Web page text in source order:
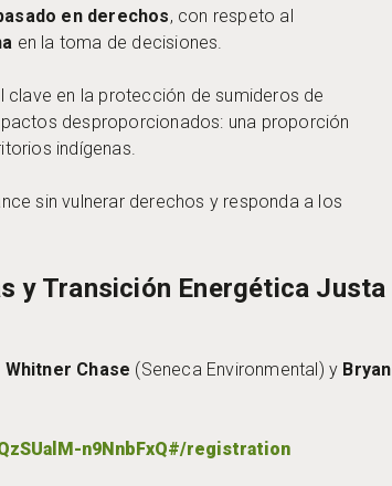
en derechos, con respeto al
en la toma de decisiones.
en la protección de sumideros de
desproporcionados: una proporción
indígenas.
sin vulnerar derechos y responda a los
y Transición Energética Justa
Whitner Chase (Seneca Environmental) y Bryan
n9NnbFxQ#/registration